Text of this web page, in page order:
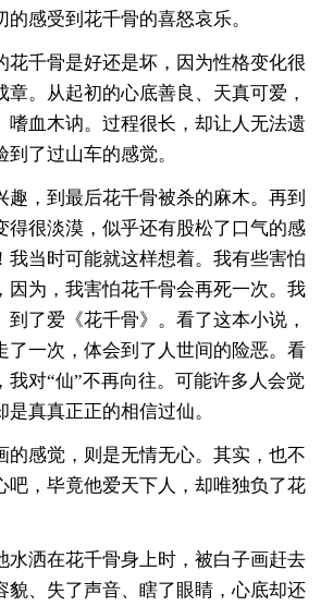
感受到花千骨的喜怒哀乐。
花千骨是好还是坏，因为性格变化很
章。从起初的心底善良、天真可爱，
嗜血木讷。过程很长，却让人无法遗
了过山车的感觉。
趣，到最后花千骨被杀的麻木。再到
得很淡漠，似乎还有股松了口气的感
我当时可能就这样想着。我有些害怕
因为，我害怕花千骨会再死一次。我
了爱《花千骨》。看了这本小说，
了一次，体会到了人世间的险恶。看
我对“仙”不再向往。可能许多人会觉
真真正正的相信过仙。
的感觉，则是无情无心。其实，也不
吧，毕竟他爱天下人，却唯独负了花
水洒在花千骨身上时，被白子画赶去
貌、失了声音、瞎了眼睛，心底却还